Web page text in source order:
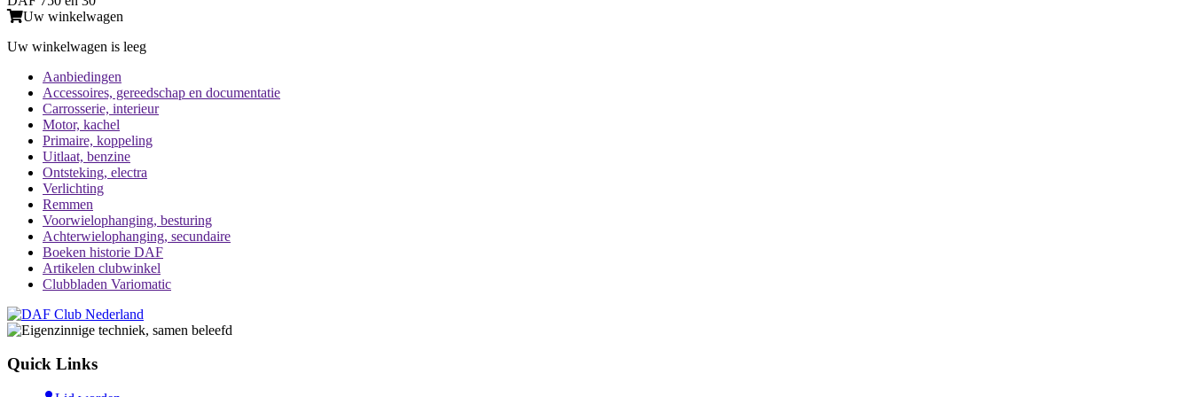
Uw winkelwagen
Uw winkelwagen is leeg
Aanbiedingen
Accessoires, gereedschap en documentatie
Carrosserie, interieur
Motor, kachel
Primaire, koppeling
Uitlaat, benzine
Ontsteking, electra
Verlichting
Remmen
Voorwielophanging, besturing
Achterwielophanging, secundaire
Boeken historie DAF
Artikelen clubwinkel
Clubbladen Variomatic
Quick Links